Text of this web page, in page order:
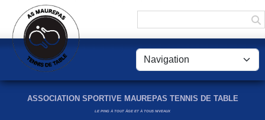
ASSOCIATION SPORTIVE MAUREPAS TENNIS DE TABLE
LE PING À TOUT ÂGE ET À TOUS NIVEAUX
Panneau de gestion des cookies